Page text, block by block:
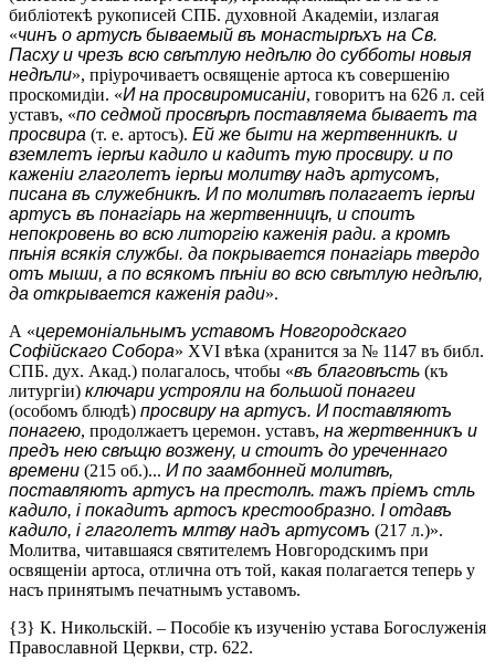
библіотекѣ рукописей СПБ. духовной Академіи, излагая
«чинъ о артусѣ бываемый въ монастырѣхъ на Св.
Пасху и чрезъ всю свѣтлую недѣлю до субботы новыя
недѣли», пріурочиваетъ освященіе артоса къ совершенію
проскомидіи. «И на просвиромисаніи, говоритъ на 626 л. сей
уставъ, «по седмой просвѣрѣ поставляема бываетъ та
просвира (т. е. артосъ). Ей же быти на жертвенникѣ. и
вземлетъ іерѣи кадило и кадитъ тую просвиру. и по
каженіи глаголетъ іерѣи молитву надъ артусомъ,
писана въ служебникѣ. И по молитвѣ полагаетъ іерѣи
артусъ въ понагіарь на жертвенницѣ, и споитъ
непокровень во всю литоргію каженія ради. а кромѣ
пѣнія всякія службы. да покрывается понагіарь твердо
отъ мыши, а по всякомъ пѣніи во всю свѣтлую недѣлю,
да открывается каженія ради».
А «церемоніальнымъ уставомъ Новгородскаго
Софійскаго Собора» XVI вѣка (хранится за № 1147 въ библ.
СПБ. дух. Акад.) полагалось, чтобы «въ благовѣсть (къ
литургіи) ключари устрояли на большой понагеи
(особомъ блюдѣ) просвиру на артусъ. И поставляютъ
понагею, продолжаетъ церемон. уставъ, на жертвенникъ и
предъ нею свѣщю возжену, и стоитъ до уреченнаго
времени (215 об.)... И по заамбонней молитвѣ,
поставляютъ артусъ на престолѣ. тажъ пріемъ стль
кадило, і покадитъ артосъ крестообразно. І отдавъ
кадило, і глаголетъ млтву надъ артусомъ (217 л.)».
Молитва, читавшаяся святителемъ Новгородскимъ при
освященіи артоса, отлична отъ той, какая полагается теперь у
насъ принятымъ печатнымъ уставомъ.
{3} К. Никольскій. – Пособіе къ изученію устава Богослуженія
Православной Церкви, стр. 622.